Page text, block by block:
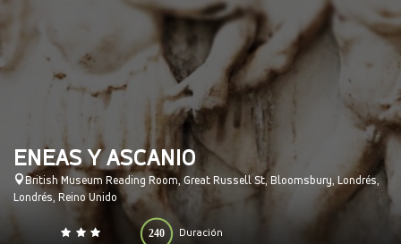
ENEAS Y ASCANIO
British Museum Reading Room, Great Russell St, Bloomsbury, Londrés,
Londrés, Reino Unido
Duración
240